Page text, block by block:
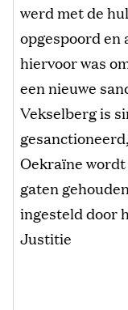
werd met de
opgespoord en
hiervoor was
een nieuwe
Vekselberg is
Oekraïne
gaten
ingesteld door
Justitie